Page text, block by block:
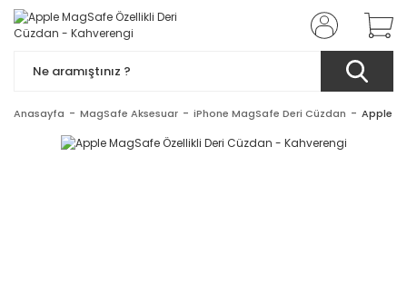
Anasayfa MagSafe Aksesuar iPhone MagSafe Deri Cüzdan Apple